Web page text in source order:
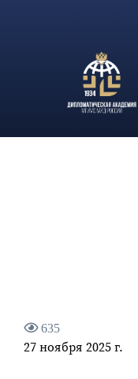
академии О.Г.
подвергнут влиянию
635
27 ноября 2025 г.